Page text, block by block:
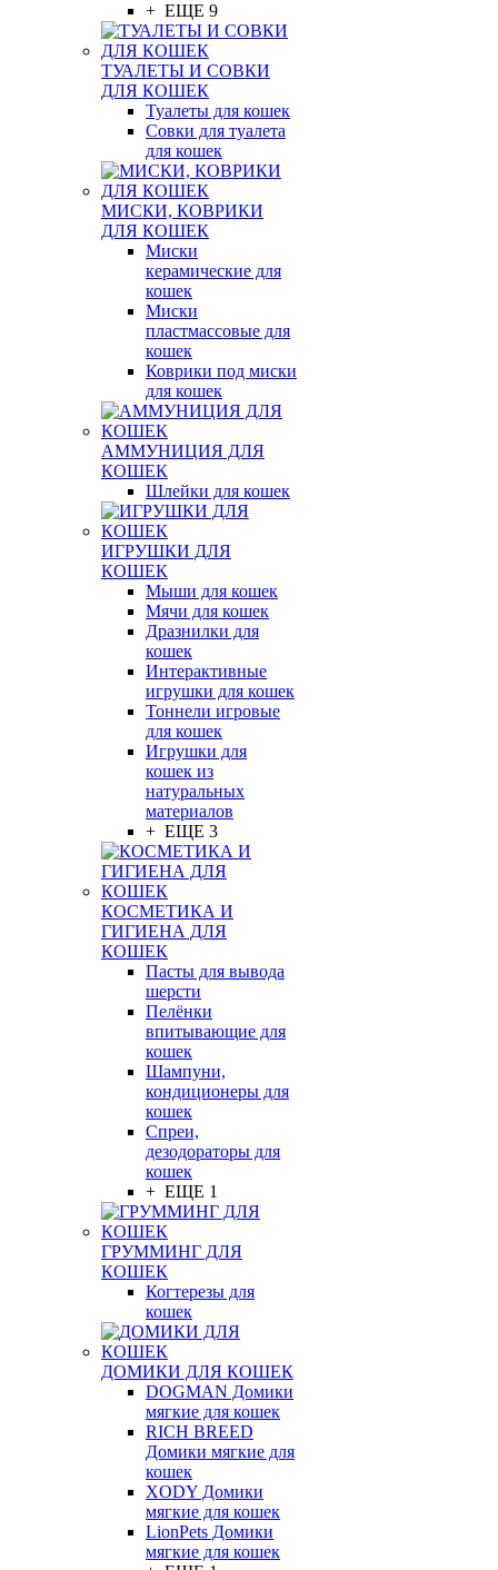
+ ЕЩЕ 9
ТУАЛЕТЫ И СОВКИ
ДЛЯ КОШЕК
Туалеты для кошек
Совки для туалета
для кошек
МИСКИ, КОВРИКИ
ДЛЯ КОШЕК
Миски
керамические для
кошек
Миски
пластмассовые для
кошек
Коврики под миски
для кошек
АММУНИЦИЯ ДЛЯ
КОШЕК
Шлейки для кошек
ИГРУШКИ ДЛЯ
КОШЕК
Мыши для кошек
Мячи для кошек
Дразнилки для
кошек
Интерактивные
игрушки для кошек
Тоннели игровые
для кошек
Игрушки для
кошек из
натуральных
материалов
+ ЕЩЕ 3
КОСМЕТИКА И
ГИГИЕНА ДЛЯ
КОШЕК
Пасты для вывода
шерсти
Пелёнки
впитывающие для
кошек
Шампуни,
кондиционеры для
кошек
Спреи,
дезодораторы для
кошек
+ ЕЩЕ 1
ГРУММИНГ ДЛЯ
КОШЕК
Когтерезы для
кошек
ДОМИКИ ДЛЯ КОШЕК
DOGMAN Домики
мягкие для кошек
RICH BREED
Домики мягкие для
кошек
XODY Домики
мягкие для кошек
LionPets Домики
мягкие для кошек